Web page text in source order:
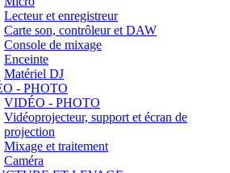
Lecteur et enregistreur
Carte son, contrôleur et DAW
Console de mixage
Enceinte
Matériel DJ
- PHOTO
VIDÉO - PHOTO
Vidéoprojecteur, support et écran de
projection
Mixage et traitement
Caméra